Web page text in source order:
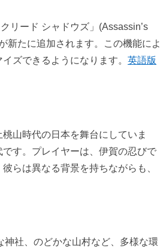
リード シャドウズ」(Assassin’s
新たに追加されます。この機能によ
ズできるようになります。 英語版
山時代の日本を舞台にしていま
す。プレイヤーは、伊賀の忍びで
らは異なる背景を持ちながらも、
社、のどかな山村など、多様な環